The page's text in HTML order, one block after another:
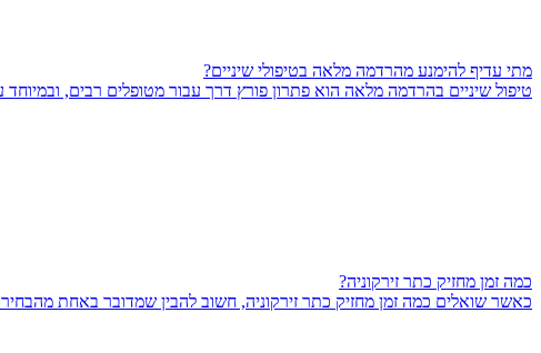
מתי עדיף להימנע מהרדמה מלאה בטיפולי שיניים?
טיפול שיניים בהרדמה מלאה הוא פתרון פורץ דרך עבור מטופלים רבים,
כמה זמן מחזיק כתר זירקוניה?
כאשר שואלים כמה זמן מחזיק כתר זירקוניה, חשוב להבין שמדובר באחת